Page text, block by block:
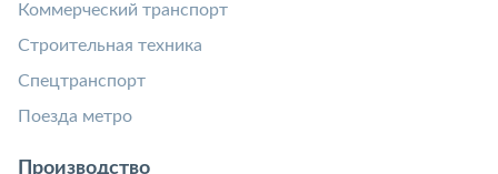
Коммерческий транспорт
Строительная техника
Спецтранспорт
Поезда метро
Производство